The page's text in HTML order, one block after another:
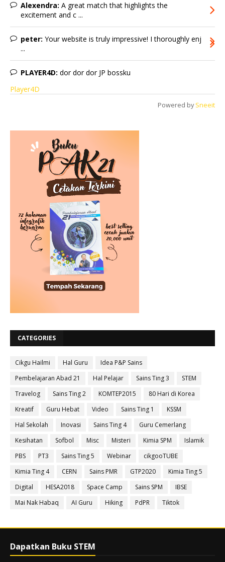
Alexendra: A great match that highlights the
excitement and c ...
peter: Your website is truly impressive! I thoroughly enj
...
PLAYER4D: dor dor dor JP bossku
Player4D
Powered by Sneeit
CATEGORIES
Cikgu Hailmi Hal Guru
Idea P&P Sains
Pembelajaran Abad 21
Hal Pelajar Sains Ting 3
STEM
Travelog
Sains Ting 2 KOMTEP2015
80 Hari di Korea
Kreatif
Guru Hebat Video Sains Ting 1
KSSM
Hal Sekolah
Inovasi Sains Ting 4
Guru Cemerlang
Kesihatan
Sofbol Misc Misteri Kimia SPM
Islamik
PBS
PT3 Sains Ting 5 Webinar
cikgooTUBE
Kimia Ting 4
CERN Sains PMR GTP2020
Kimia Ting 5
Digital
HESA2018 Space Camp Sains SPM
IBSE
Mai Nak Habaq
AI Guru Hiking PdPR Tiktok
Dapatkan Buku STEM